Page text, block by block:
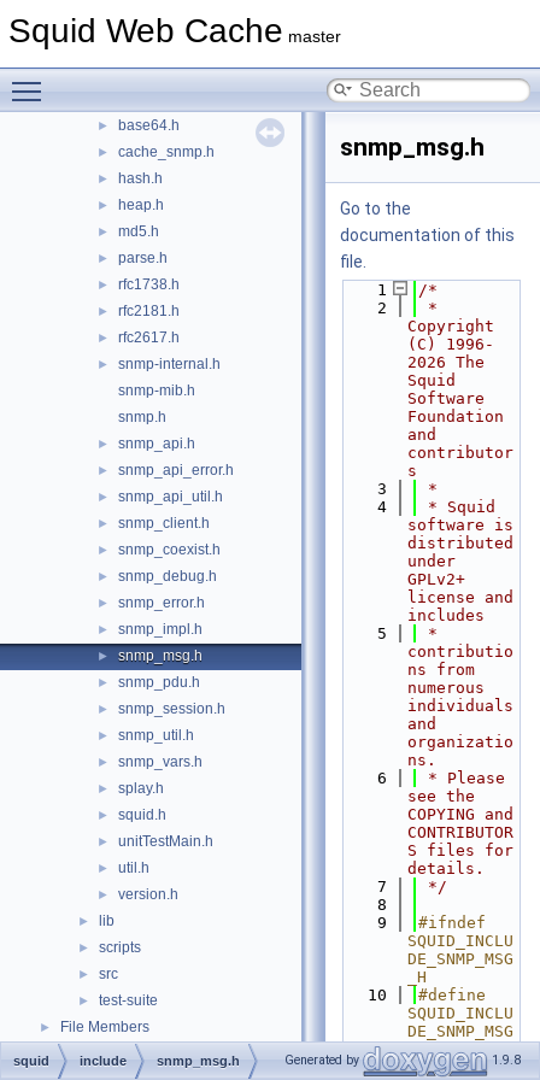
Squid Web Cache master
doc
▼ include
► asn1.h
► base64.h
► cache_snmp.h
► hash.h
► heap.h
► md5.h
► parse.h
► rfc1738.h
► rfc2181.h
► rfc2617.h
►
snmp-internal.h
snmp-mib.h
snmp.h
► snmp_api.h
► snmp_api_error.h
► snmp_api_util.h
► snmp_client.h
► snmp_coexist.h
► snmp_debug.h
► snmp_error.h
► snmp_impl.h
► snmp_msg.h
► snmp_pdu.h
► snmp_session.h
► snmp_util.h
► snmp_vars.h
► splay.h
► squid.h
► unitTestMain.h
► util.h
► version.h
► lib
► scripts
► src
► test-suite
► File Members
snmp_msg.h
Go to the
documentation of this
file.
    1
/*
    2
*
Copyright
(C) 1996-
2026 The
Squid
Software
Foundation
and
contributor
s
    3
*
    4
* Squid
software is
distributed
under
GPLv2+
license and
includes
    5
*
contributio
ns from
numerous
individuals
and
organizatio
ns.
    6
* Please
see the
COPYING and
CONTRIBUTOR
S files for
details.
    7
*/
    8
    9
#ifndef
SQUID_INCLU
DE_SNMP_MSG
_H
   10
#define
SQUID_INCLU
DE_SNMP_MSG
_H
   11
squid include snmp_msg.h Generated by 1.9.8